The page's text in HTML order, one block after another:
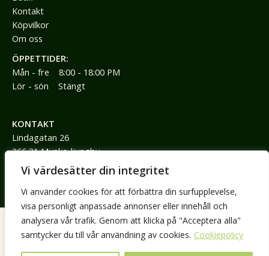
Vi värdesätter din integritet
Vi använder cookies för att förbättra din surfupplevelse,
visa personligt anpassade annonser eller innehåll och
analysera vår trafik. Genom att klicka på "Acceptera alla"
samtycker du till vår användning av cookies. Cookiepolicy
Kontakt
Köpvilkor
Om oss
ÖPPETTIDER:
Mån - fre 8:00 - 18:00 PM
Lör - sön Stängt
KONTAKT
Lindagatan 26
266 31 Munka-ljungby
jimmy@jimmyspraktik.se
COPYRIGHT © 2026 JIMMYS PRAKTIK. ALL RIGHTS RESERVED.